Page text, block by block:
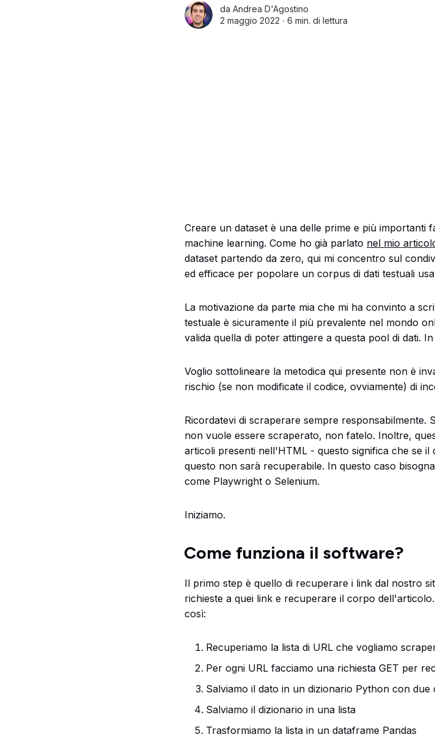
da Andrea D'Agostino
2 maggio 2022 ∙ 6 min. di lettura
Creare un dataset è una delle prime e più importanti
machine learning. Come ho già parlato nel mio
dataset partendo da zero, qui mi concentro sul
ed efficace per popolare un corpus di dati testuali
La motivazione da parte mia che mi ha convinto a
testuale è sicuramente il più prevalente nel mondo
valida quella di poter attingere a questa pool di dati.
Voglio sottolineare la metodica qui presente non è
rischio (se non modificate il codice, ovviamente) di
Ricordatevi di scraperare sempre
non vuole essere scraperato, non fatelo. Inoltre,
articoli presenti nell'HTML - questo significa che se
questo non sarà recuperabile. In questo caso
come Playwright o Selenium.
Iniziamo.
Come funziona il software?
Il primo step è quello di recuperare i link dal nostro
richieste a quei link e recuperare il corpo
così:
Recuperiamo la lista di URL che vogliamo
Per ogni URL facciamo una richiesta GET per
Salviamo il dato in un dizionario Python con due
Salviamo il dizionario in una lista
Trasformiamo la lista in un dataframe Pandas